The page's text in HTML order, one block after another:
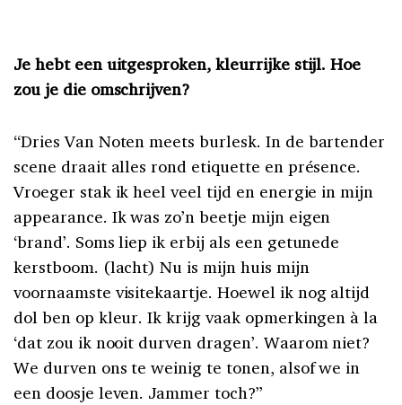
Je hebt een uitgesproken, kleurrijke stijl. Hoe
zou je die omschrijven?
“Dries Van Noten meets burlesk. In de bartender
scene draait alles rond etiquette en présence.
Vroeger stak ik heel veel tijd en energie in mijn
appearance. Ik was zo’n beetje mijn eigen
‘brand’. Soms liep ik erbij als een getunede
kerstboom. (lacht) Nu is mijn huis mijn
voornaamste visitekaartje. Hoewel ik nog altijd
dol ben op kleur. Ik krijg vaak opmerkingen à la
‘dat zou ik nooit durven dragen’. Waarom niet?
We durven ons te weinig te tonen, alsof we in
een doosje leven. Jammer toch?”